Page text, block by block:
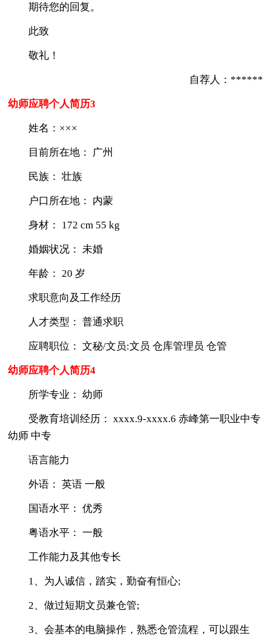
期待您的回复。
此致
敬礼！
自荐人：******
幼师应聘个人简历3
姓名：×××
目前所在地： 广州
民族： 壮族
户口所在地： 内蒙
身材： 172 cm 55 kg
婚姻状况： 未婚
年龄： 20 岁
求职意向及工作经历
人才类型： 普通求职
应聘职位： 文秘/文员:文员 仓库管理员 仓管
幼师应聘个人简历4
所学专业： 幼师
受教育培训经历： xxxx.9-xxxx.6 赤峰第一职业中专
幼师 中专
语言能力
外语： 英语 一般
国语水平： 优秀
粤语水平： 一般
工作能力及其他专长
1、为人诚信，踏实，勤奋有恒心;
2、做过短期文员兼仓管;
3、会基本的电脑操作，熟悉仓管流程，可以跟生